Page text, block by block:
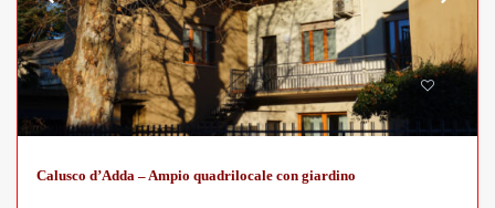
Calusco d’Adda – Ampio quadrilocale con giardino